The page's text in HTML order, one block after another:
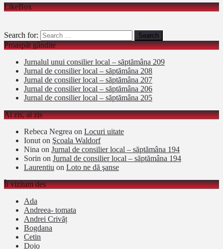
LikeBox
Search for:
Proaspăt gândite
Jurnalul unui consilier local – săptămâna 209
Jurnal de consilier local – săptămâna 208
Jurnal de consilier local – săptămâna 207
Jurnal de consilier local – săptămâna 206
Jurnal de consilier local – săptămâna 205
Ai zis, ai zis
Rebeca Negrea on Locuri uitate
Ionut on Şcoala Waldorf
Nina on Jurnal de consilier local – săptămâna 194
Sorin on Jurnal de consilier local – săptămâna 194
Laurentiu on Loto ne dă şanse
Îi vizitam des
Ada
Andreea- tomata
Andrei Crivăț
Bogdana
Cetin
Dojo